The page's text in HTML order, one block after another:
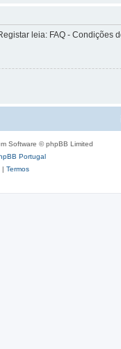
leia: FAQ - Condições
Software © phpBB Limited
Portugal
| Termos